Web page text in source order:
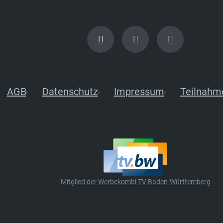
AGB Datenschutz Impressum
Mitglied der Werbekombi TV Baden-Württemberg